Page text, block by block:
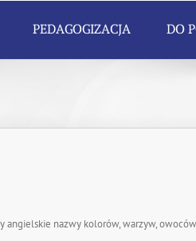
PEDAGOGIZACJA DO
angielskie nazwy kolorów, warzyw,